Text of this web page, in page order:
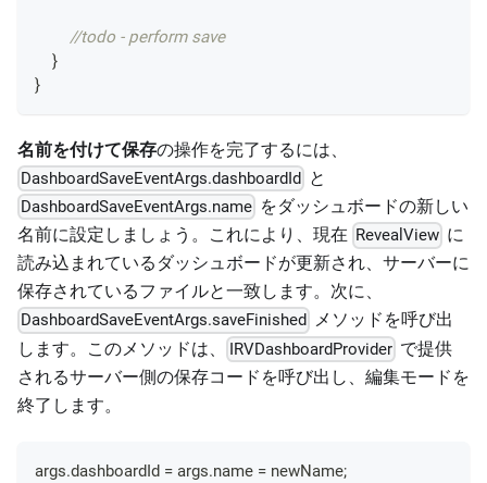
//todo - perform save
}
}
名前を付けて保存の操作を完了するには、
DashboardSaveEventArgs.dashboardId と
DashboardSaveEventArgs.name をダッシュボードの新しい
名前に設定しましょう。これにより、現在 RevealView に
読み込まれているダッシュボードが更新され、サーバーに
保存されているファイルと一致します。次に、
DashboardSaveEventArgs.saveFinished メソッドを呼び出
します。このメソッドは、
IRVDashboardProvider で提供
されるサーバー側の保存コードを呼び出し、編集モードを
終了します。
args.dashboardId = args.name = newName;